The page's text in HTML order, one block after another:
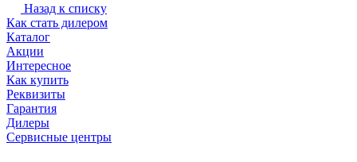
Назад к списку
Как стать дилером
Каталог
Акции
Интересное
Как купить
Реквизиты
Гарантия
Дилеры
Сервисные центры